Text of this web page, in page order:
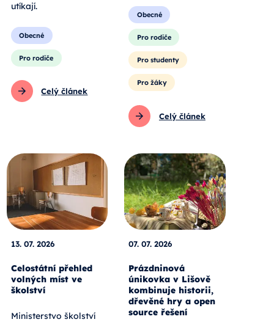
utíkají.
Obecné
Pro rodiče
Celý článek
Obecné
Pro rodiče
Pro studenty
Pro žáky
Celý článek
13. 07. 2026
Celostátní přehled
volných míst ve
školství
Ministerstvo školství
07. 07. 2026
Prázdninová
únikovka v Lišově
kombinuje historii,
dřevěné hry a open
source řešení